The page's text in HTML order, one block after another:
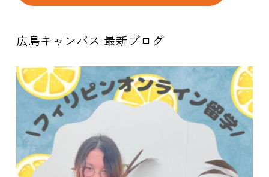
広島キャンパス 最新ブログ